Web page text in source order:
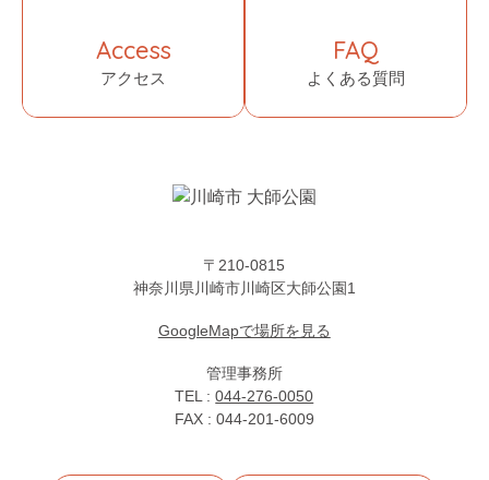
Access
アクセス
FAQ
よくある質問
〒210-0815
神奈川県川崎市川崎区大師公園1
GoogleMapで場所を見る
管理事務所
TEL :044-276-0050
FAX : 044-201-6009